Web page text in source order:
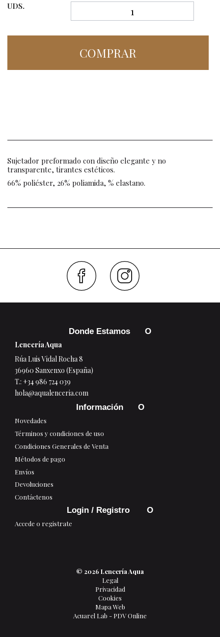
UDS.
COMPRAR
Sujetador preformado con diseño elegante y no
transparente, tirantes estéticos.
66% poliéster, 26% poliamida, % elastano.
Donde Estamos
Lencería Aqua
Rúa Luis Vidal Rocha 8
36960 Sanxenxo (España)
T.: +34 986 724 039
hola@aqualenceria.com
Información
Novedades
Términos y condiciones de uso
Condiciones Generales de Venta
Métodos de pago
Envíos
Devoluciones
Contáctenos
Login / Registro
Accede o registrate
© 2026 Lencería Aqua
Legal
Privacidad
Cookies
Mapa Web
Acuarel Lab - PDV Online